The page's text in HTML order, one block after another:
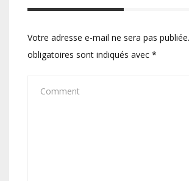
Votre adresse e-mail ne sera pas publiée.
obligatoires sont indiqués avec *